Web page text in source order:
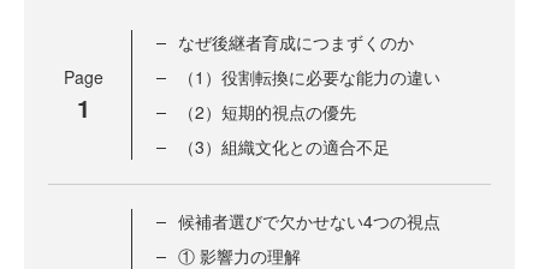
Page
1
なぜ後継者育成につまずくのか
（1）役割転換に必要な能力の違い
（2）短期的視点の優先
（3）組織文化との適合不足
候補者選びで欠かせない4つの視点
① 影響力の理解